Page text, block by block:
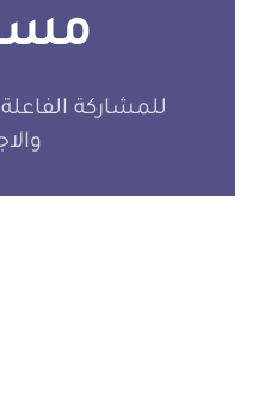
للمشاركة